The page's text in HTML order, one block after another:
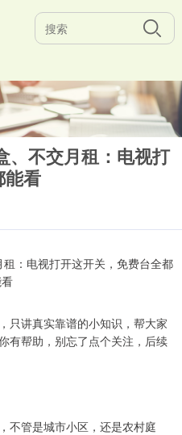
、不交月租：电视打
能看
只讲真实靠谱的小知识，帮大家
有帮助，别忘了点个关注，后续
不管是城市小区，还是农村庭